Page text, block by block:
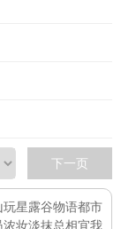
下一页
玩星露谷物语都市
浓妆淡抹总相宜我